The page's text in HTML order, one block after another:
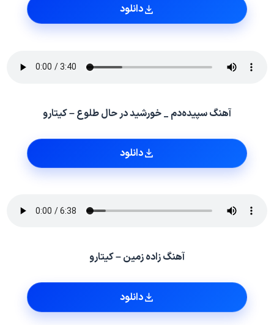
دانلود
آهنگ سپیده‌دم _ خورشید در حال طلوع – کیتارو
دانلود
آهنگ زاده زمین – کیتارو
دانلود